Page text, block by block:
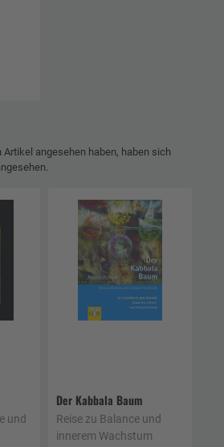
Artikel angesehen haben, haben sich
und
Der Kabbala Baum
Reise zu Balance und
innerem Wachstum